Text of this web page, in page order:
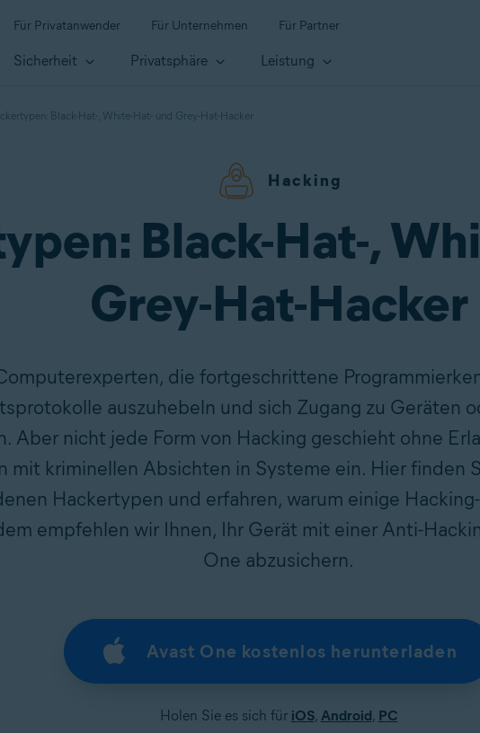
Für Privatanwender Für Unternehmen Für Partner
Sicherheit Privatsphäre Leistung
Black-Hat-, White-Hat- und Grey-Hat-Hacker
Hacking
Black-Hat-,
Grey-Hat-Hacker
die fortgeschrittene
auszuhebeln und sich Zugang zu Geräten
Aber nicht jede Form von Hacking geschieht ohne
mit kriminellen Absichten in Systeme ein. Hier finden
Hackertypen und erfahren, warum einige
empfehlen wir Ihnen, Ihr Gerät mit einer Anti-
One abzusichern.
Avast One kostenlos herunterladen
Holen Sie es sich für iOS, Android, PC